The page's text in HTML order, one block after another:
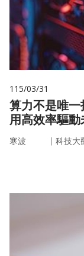
115/03/31
算力不是唯
用高效率驅動
寒波 ｜ 科技大